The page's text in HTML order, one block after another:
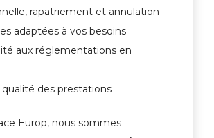
rapatriement et annulation
adaptées à vos besoins
aux réglementations en
qualité des prestations
Europ, nous sommes